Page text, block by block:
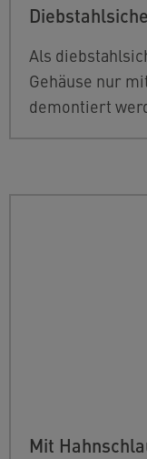
Als
Gehäuse nur
demontiert
Mit